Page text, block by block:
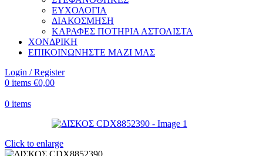
ΕΥΧΟΛΟΓΙΑ
ΔΙΑΚΟΣΜΗΣΗ
ΚΑΡΑΦΕΣ ΠΟΤΗΡΙΑ ΑΣΤΟΛΙΣΤΑ
ΧΟΝΔΡΙΚΗ
ΕΠΙΚΟΙΝΩΝΗΣΤΕ ΜΑΖΙ ΜΑΣ
Login / Register
0 items €0,00
0 items
Click to enlarge